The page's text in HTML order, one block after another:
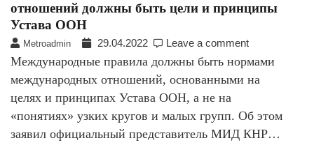
отношений должны быть цели и принципы
Устава ООН
Metroadmin 29.04.2022 Leave a comment
Международные правила должны быть нормами
международных отношений, основанными на
целях и принципах Устава ООН, а не на
«понятиях» узких кругов и малых групп. Об этом
заявил официальный представитель МИД КНР…